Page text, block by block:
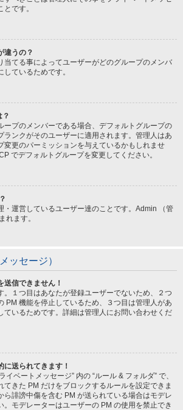
です。
違うの？
当てる事によってユーザーがどのグループのメンバ
ているためです。
？
ープのメンバーである場合、デフォルトグループの
ランクがそのユーザーに適用されます。管理人はあ
変更のパーミッションを与えているかもしれませ
でデフォルトグループを変更してください。
・運営しているユーザー達のことです。Admin （管
れます。
ッセージ）
送信できません！
。１つ目はあなたが登録ユーザーでないため、２つ
PM 機能を停止しているため、３つ目は管理人があ
ているためです。詳細は管理人にお問い合わせくだ
送られてきます！
イベートメッセージ” 内の “ルール & フォルダ” で、
てきた PM だけをブロックするルールを設定できま
ら誹謗中傷を含む PM が送られている場合はモデレ
。モデレーターはユーザーの PM の使用を禁止でき